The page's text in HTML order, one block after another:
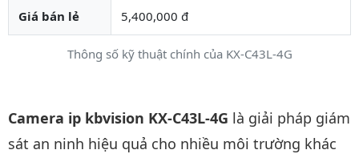
Thông số kỹ thuật chính của KX-C43L-4G
Giá bán lẻ 5,400,000 đ
Mô tả chi tiết sản phẩm
Camera ip kbvision KX-C43L-4G là giải pháp giám
sát an ninh hiệu quả cho nhiều môi trường khác